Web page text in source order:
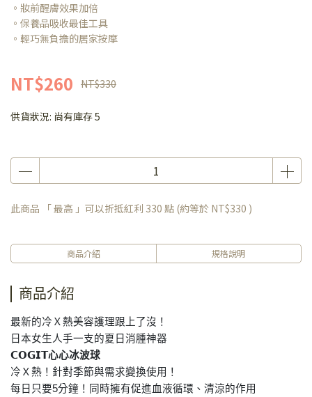
。妝前醒膚效果加倍
。保養品吸收最佳工具
。輕巧無負擔的居家按摩
NT$260 NT$330
供貨狀況: 尚有庫存 5
此商品 「 最高 」可以折抵紅利 330 點 (約等於 NT$330 )
商品介紹 規格說明
商品介紹
最新的冷Ｘ熱美容護理跟上了沒！
日本女生人手一支的夏日消腫神器
𝗖𝗢𝗚𝗜𝗧心心冰波球
冷Ｘ熱！針對季節與需求變換使用！
每日只要5分鐘！ 同時擁有促進血液循環、清涼的作用